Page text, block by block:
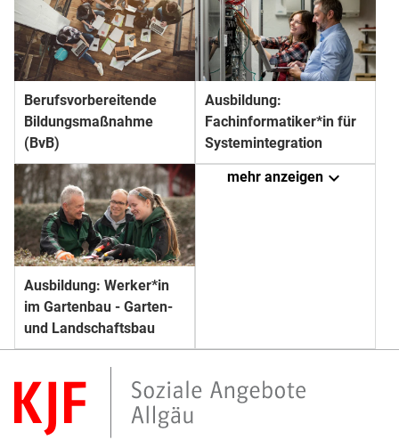
Berufs­­vorbereitende
Bildungs­­maßnahme
(BvB)
Ausbildung:
Fachinformatiker*in für
Systemintegration
Ausbildung: Werker*in
im Gartenbau - Garten-
und Landschaftsbau
mehr anzeigenexpand_more